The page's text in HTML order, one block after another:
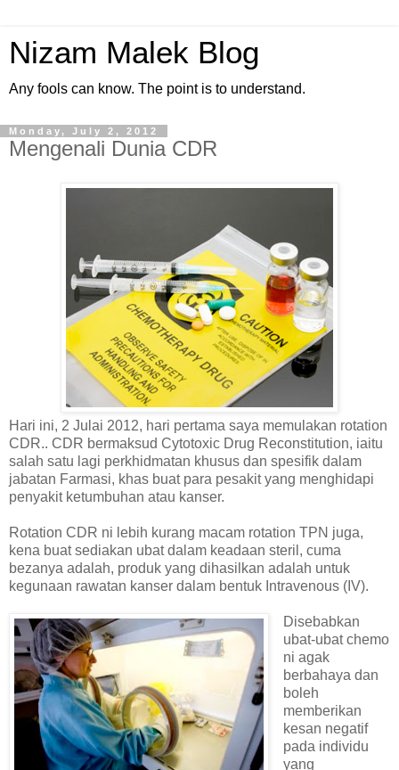
Nizam Malek Blog
Any fools can know. The point is to understand.
Monday, July 2, 2012
Mengenali Dunia CDR
Hari ini, 2 Julai 2012, hari pertama saya memulakan rotation
CDR.. CDR bermaksud Cytotoxic Drug Reconstitution, iaitu
salah satu lagi perkhidmatan khusus dan spesifik dalam
jabatan Farmasi, khas buat para pesakit yang menghidapi
penyakit ketumbuhan atau kanser.
Rotation CDR ni lebih kurang macam rotation TPN juga,
kena buat sediakan ubat dalam keadaan steril, cuma
bezanya adalah, produk yang dihasilkan adalah untuk
kegunaan rawatan kanser dalam bentuk Intravenous (IV).
Disebabkan
ubat-ubat chemo
ni agak
berbahaya dan
boleh
memberikan
kesan negatif
pada individu
yang